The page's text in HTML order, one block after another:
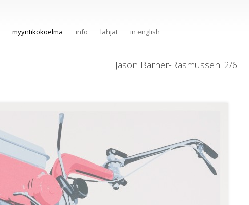
myyntikokoelma info lahjat in english
Jason Barner-Rasmussen: 2/6